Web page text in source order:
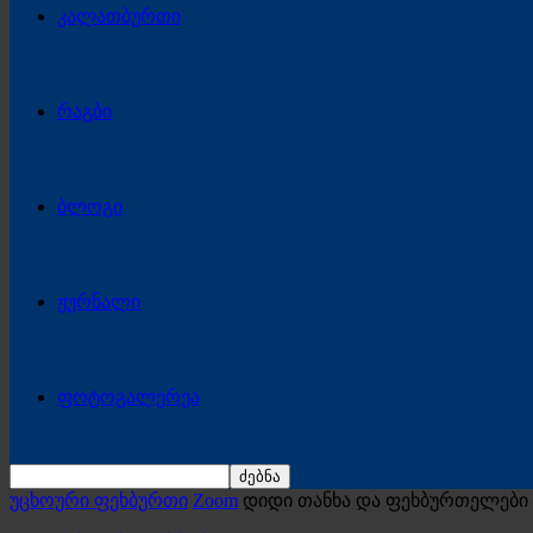
კალათბურთი
რაგბი
ბლოგი
ჟურნალი
ფოტოგალერეა
უცხოური ფეხბურთი Zoom დიდი თანხა და